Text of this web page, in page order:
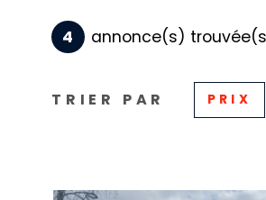
4 annonce(s)
TRIER PAR PRIX